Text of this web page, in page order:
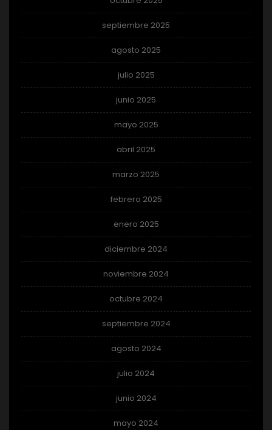
septiembre 2025
agosto 2025
julio 2025
junio 2025
mayo 2025
abril 2025
marzo 2025
febrero 2025
enero 2025
diciembre 2024
noviembre 2024
octubre 2024
septiembre 2024
agosto 2024
julio 2024
junio 2024
mayo 2024